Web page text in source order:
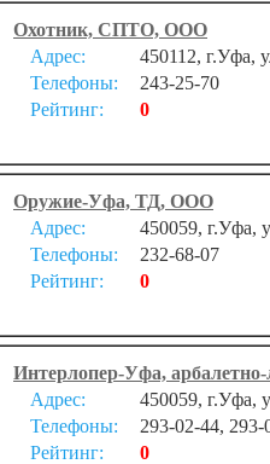
Охотник, СПТО, ООО
Адрес:
450112, г.Уфа,
Телефоны:
243-25-70
Рейтинг:
0
Оружие-Уфа, ТД, ООО
Адрес:
450059, г.Уфа,
Телефоны:
232-68-07
Рейтинг:
0
Интерлопер-Уфа,
Адрес:
450059, г.Уфа,
Телефоны:
293-02-44,
Рейтинг:
0